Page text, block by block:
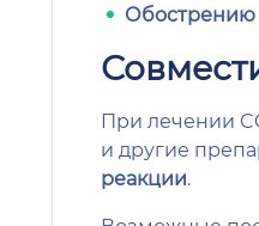
Обострению
При лечении
и другие
реакции.